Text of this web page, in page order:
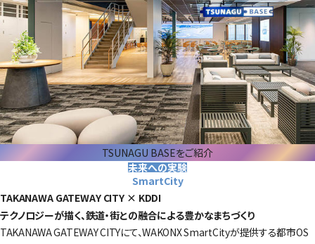
TSUNAGU BASEをご紹介
未来への実験
SmartCity
TAKANAWA GATEWAY CITY × KDDI
テクノロジーが描く、鉄道・街との融合による豊かなまちづくり
TAKANAWA GATEWAY CITYにて、WAKONX SmartCityが提供する都市OS